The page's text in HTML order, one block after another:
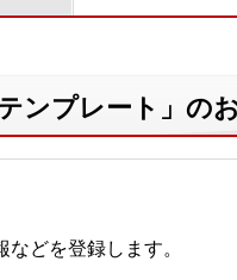
ンプレート」の
どを登録します。